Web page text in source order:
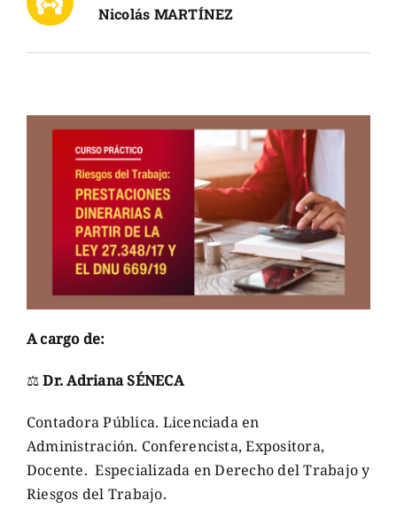
A cargo de:
⚖Dr. Adriana SÉNECA
Contadora Pública. Licenciada en
Administración. Conferencista, Expositora,
Docente. Especializada en Derecho del Trabajo y
Riesgos del Trabajo.
Nicolás MARTÍNEZ